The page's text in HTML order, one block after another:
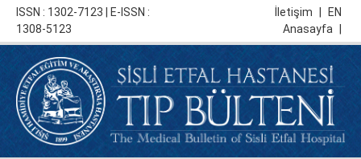
ISSN : 1302-7123 | E-ISSN :
1308-5123
EN
İletişim
Anasayfa